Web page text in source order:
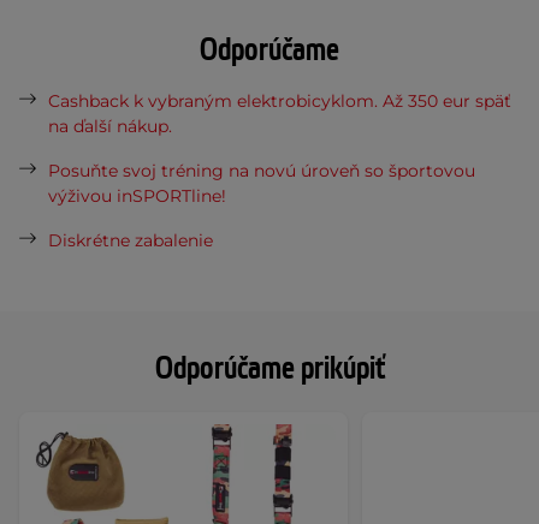
Odporúčame prikúpiť
Odporúčame
Cashback k vybraným elektrobicyklom. Až 350 eur späť
na ďalší nákup.
Posuňte svoj tréning na novú úroveň so športovou
výživou inSPORTline!
Diskrétne zabalenie